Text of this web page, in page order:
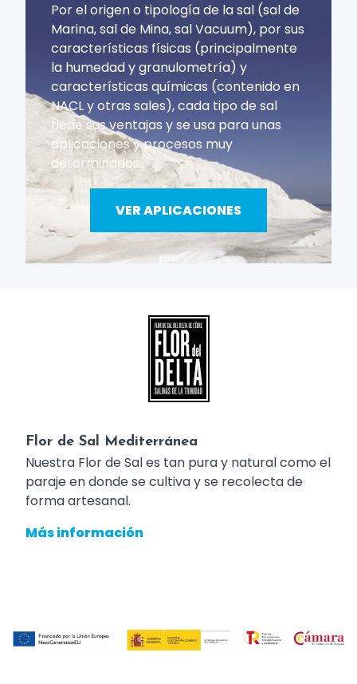
Por el origen o tipología de la sal (sal de
Marina, sal de Mina, sal Vacuum), por sus
características físicas (principalmente
la humedad y granulometría) y
características químicas (contenido en
NACL y otras sales), cada tipo de sal
tiene sus ventajas y se usa para unas
aplicaciones y procesos muy
determinados.
VER APLICACIONES
Flor de Sal Mediterránea
Nuestra Flor de Sal es tan pura y natural como el
paraje en donde se cultiva y se recolecta de
forma artesanal.
Más información